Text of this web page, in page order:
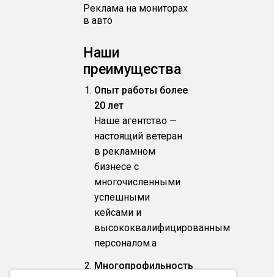
Реклама на мониторах
в авто
Наши
преимущества
Опыт работы более
20 лет
Наше агентство —
настоящий ветеран
в рекламном
бизнесе с
многочисленными
успешными
кейсами и
высококвалифицированным
персоналом.a
Многопрофильность